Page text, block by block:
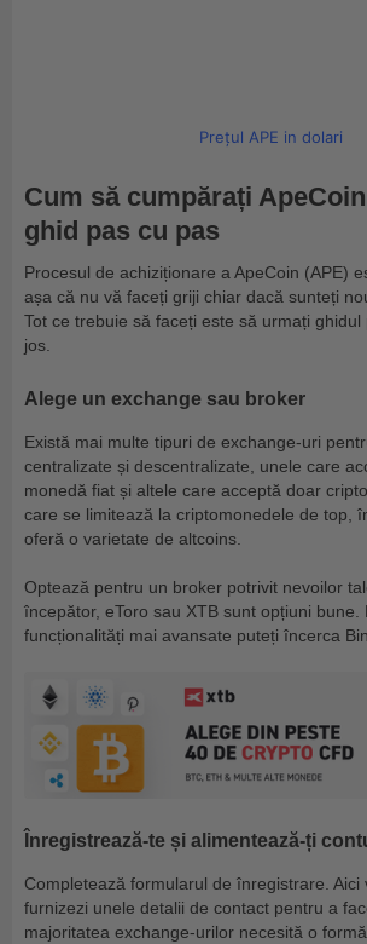
Prețul APE in dolari
Cum să cumpărați
ghid pas cu pas
Procesul de achiziționare a ApeCoin (APE)
așa că nu vă faceți griji chiar dacă sunteți
Tot ce trebuie să faceți este să urmați ghidul
jos.
Alege un exchange sau broker
Există mai multe tipuri de exchange-uri
centralizate și descentralizate, unele care
monedă fiat și altele care acceptă doar
care se limitează la criptomonedele de top,
oferă o varietate de altcoins.
Optează pentru un broker potrivit nevoilor
începător, eToro sau XTB sunt opțiuni bune.
funcționalități mai avansate puteți încerca
Înregistrează-te și alimentează-ți
Completează formularul de înregistrare. Aici
furnizezi unele detalii de contact pentru a
majoritatea exchange-urilor necesită o